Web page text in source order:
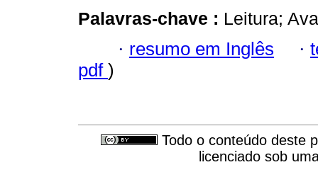
Palavras-chave : Leitura;
· resumo em Inglês ·
pdf )
Todo o conteúdo deste
licenciado sob